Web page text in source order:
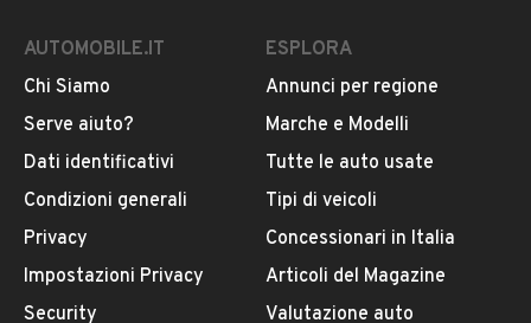
AUTOMOBILE.IT
Chi Siamo
Serve aiuto?
Dati identificativi
Condizioni generali
Privacy
Impostazioni Privacy
Security
ESPLORA
Annunci per regione
Marche e Modelli
Tutte le auto usate
Tipi di veicoli
Concessionari in Italia
Articoli del Magazine
Valutazione auto